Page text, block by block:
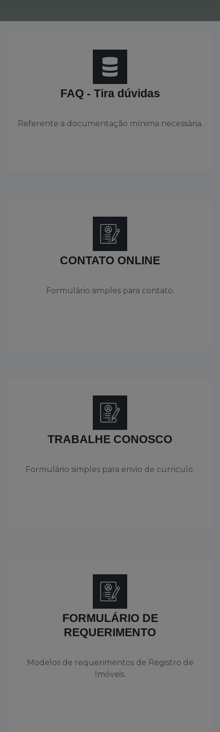
FAQ - Tira dúvidas
Referente a documentação mínima necessária.
CONTATO ONLINE
Formulário simples para contato.
TRABALHE CONOSCO
Formulário simples para envio de curriculo.
FORMULÁRIO DE
REQUERIMENTO
Modelos de requerimentos de Registro de
Imóveis.